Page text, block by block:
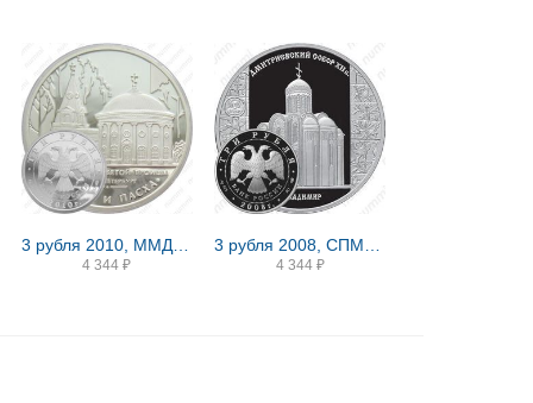
4 344 ₽ 4 344 ₽